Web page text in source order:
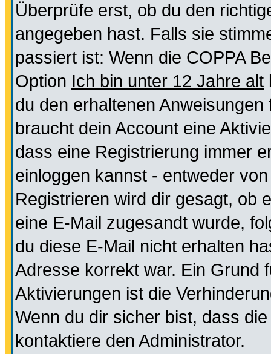
Überprüfe erst, ob du den
angegeben hast. Falls sie
passiert ist: Wenn die COPPA
Option Ich bin unter 12 Jahre alt
du den erhaltenen
braucht dein Account eine
dass eine Registrierung immer
einloggen kannst - entweder
Registrieren wird dir gesagt, ob
eine E-Mail zugesandt wurde,
du diese E-Mail nicht erhalten
Adresse korrekt war. Ein Grund
Aktivierungen ist die
Wenn du dir sicher bist, dass
kontaktiere den Administrator.